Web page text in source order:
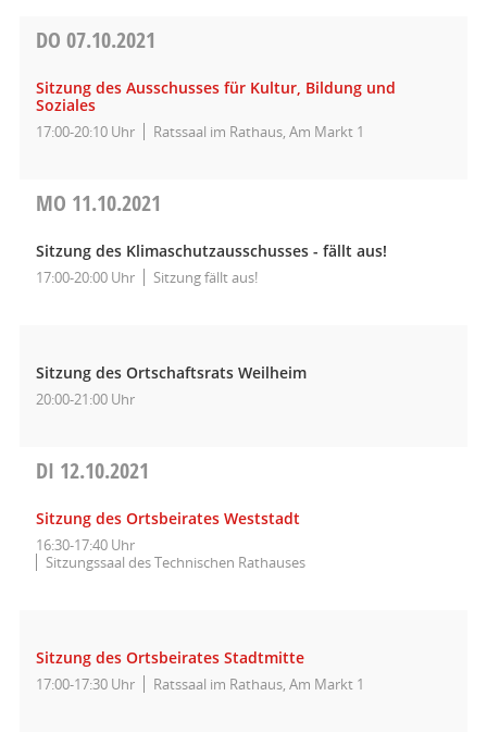
DO 07.10.2021
Sitzung des Ausschusses für Kultur, Bildung und
Soziales
17:00-20:10 Uhr Ratssaal im Rathaus, Am Markt 1
MO 11.10.2021
Sitzung des Klimaschutzausschusses - fällt aus!
17:00-20:00 Uhr Sitzung fällt aus!
Sitzung des Ortschaftsrats Weilheim
20:00-21:00 Uhr
DI 12.10.2021
Sitzung des Ortsbeirates Weststadt
16:30-17:40 Uhr
Sitzungssaal des Technischen Rathauses
Sitzung des Ortsbeirates Stadtmitte
17:00-17:30 Uhr Ratssaal im Rathaus, Am Markt 1